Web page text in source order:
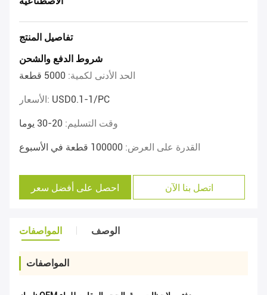
تفاصيل المنتج
شروط الدفع والشحن
الحد الأدنى لكمية: 5000 قطعة
الأسعار: USD0.1-1/PC
وقت التسليم: 20-30 يوما
القدرة على العرض: 100000 قطعة في الأسبوع
احصل على أفضل سعر اتصل بنا الآن
المواصفات الوصف
المواصفات